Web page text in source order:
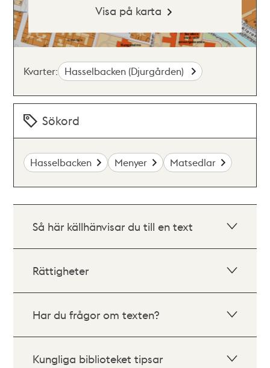
Visa på karta
Kvarter: Hasselbacken (Djurgården)
Sökord
Hasselbacken Menyer Matsedlar
Så här källhänvisar du till en text
Rättigheter
Har du frågor om texten?
Kungliga biblioteket tipsar